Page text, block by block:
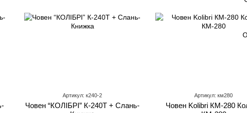
Артикул: к240-2
Човен “КОЛІБРІ” К-240Т + Слань-
Артикул: км280
Човен Kolibri КМ-280